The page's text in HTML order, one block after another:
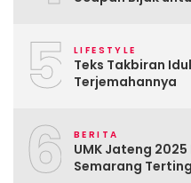
5 LIFESTYLE
Teks Takbiran
Terjemahannya
6 BERITA
UMK Jateng
Semarang